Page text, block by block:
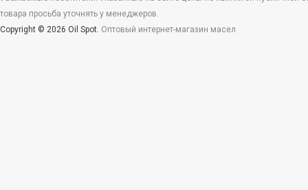
товара просьба уточнять у менеджеров.
Copyright © 2026 Oil Spot. Оптовый интернет-магазин масел